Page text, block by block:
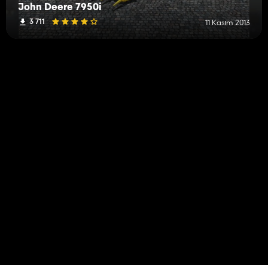
John Deere 7950i
3 711 11 Kasım 2013